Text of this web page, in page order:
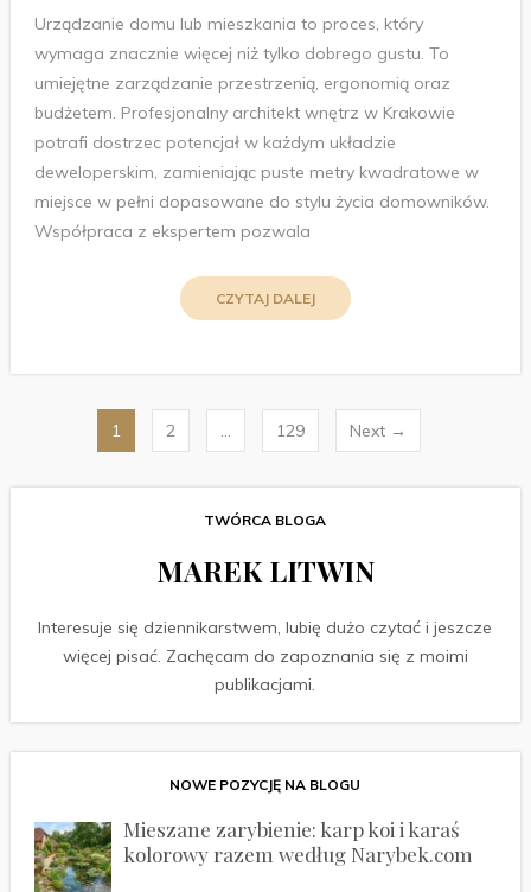
Urządzanie domu lub mieszkania to proces, który
wymaga znacznie więcej niż tylko dobrego gustu. To
umiejętne zarządzanie przestrzenią, ergonomią oraz
budżetem. Profesjonalny architekt wnętrz w Krakowie
potrafi dostrzec potencjał w każdym układzie
deweloperskim, zamieniając puste metry kwadratowe w
miejsce w pełni dopasowane do stylu życia domowników.
Współpraca z ekspertem pozwala
CZYTAJ DALEJ
Stronicowanie
wpisów
1 2 … 129 Next →
TWÓRCA BLOGA
MAREK LITWIN
Interesuje się dziennikarstwem, lubię dużo czytać i jeszcze
więcej pisać. Zachęcam do zapoznania się z moimi
publikacjami.
NOWE POZYCJĘ NA BLOGU
Mieszane zarybienie: karp koi i karaś
kolorowy razem według Narybek.com